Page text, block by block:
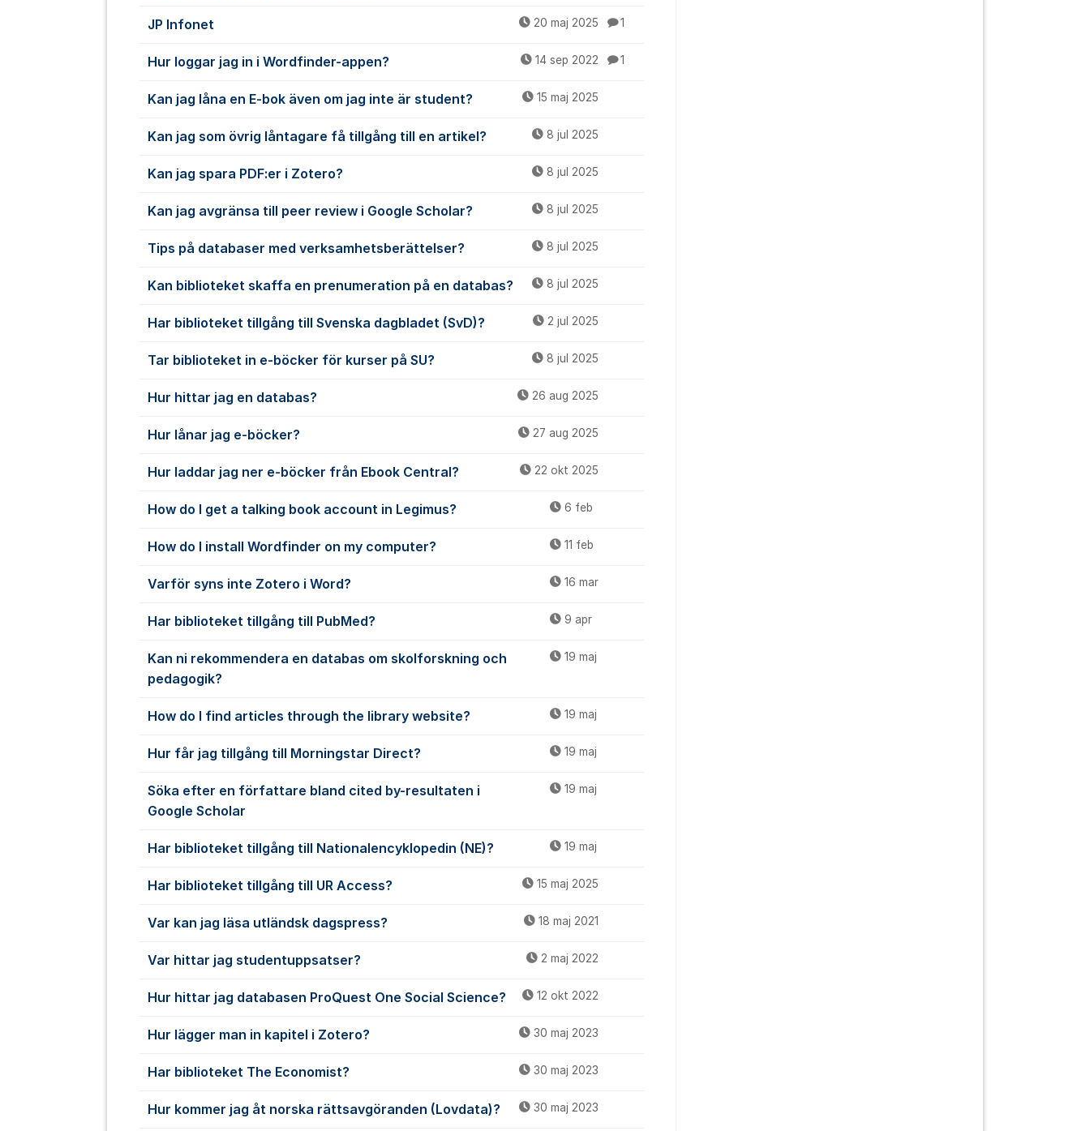
JP Infonet 20 maj 2025 1
Hur loggar jag in i Wordfinder-appen? 14 sep 2022 1
Kan jag låna en E-bok även om jag inte är student? 15 maj 2025
Kan jag som övrig låntagare få tillgång till en artikel? 8 jul 2025
Kan jag spara PDF:er i Zotero? 8 jul 2025
Kan jag avgränsa till peer review i Google Scholar? 8 jul 2025
Tips på databaser med verksamhetsberättelser? 8 jul 2025
Kan biblioteket skaffa en prenumeration på en databas? 8 jul 2025
Har biblioteket tillgång till Svenska dagbladet (SvD)? 2 jul 2025
Tar biblioteket in e-böcker för kurser på SU? 8 jul 2025
Hur hittar jag en databas? 26 aug 2025
Hur lånar jag e-böcker? 27 aug 2025
Hur laddar jag ner e-böcker från Ebook Central? 22 okt 2025
How do I get a talking book account in Legimus? 6 feb
How do I install Wordfinder on my computer? 11 feb
Varför syns inte Zotero i Word? 16 mar
Har biblioteket tillgång till PubMed? 9 apr
Kan ni rekommendera en databas om skolforskning och
pedagogik?
19 maj
How do I find articles through the library website? 19 maj
Hur får jag tillgång till Morningstar Direct? 19 maj
Söka efter en författare bland cited by-resultaten i
Google Scholar
19 maj
Har biblioteket tillgång till Nationalencyklopedin (NE)? 19 maj
Har biblioteket tillgång till UR Access? 15 maj 2025
Var kan jag läsa utländsk dagspress? 18 maj 2021
Var hittar jag studentuppsatser? 2 maj 2022
Hur hittar jag databasen ProQuest One Social Science? 12 okt 2022
Hur lägger man in kapitel i Zotero? 30 maj 2023
Har biblioteket The Economist? 30 maj 2023
Hur kommer jag åt norska rättsavgöranden (Lovdata)? 30 maj 2023